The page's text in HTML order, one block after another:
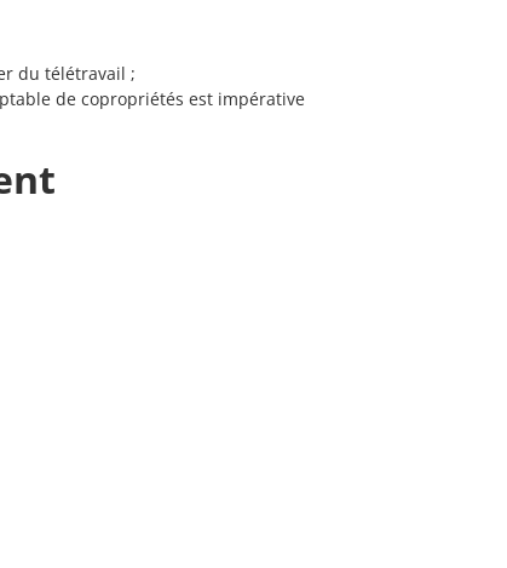
du télétravail ;
de copropriétés est impérative